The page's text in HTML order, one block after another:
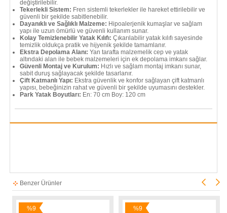
değiştirilebilir.
Tekerlekli Sistem: Fren sistemli tekerlekler ile hareket ettirilebilir ve
güvenli bir şekilde sabitlenebilir.
Dayanıklı ve Sağlıklı Malzeme: Hipoalerjenik kumaşlar ve sağlam
yapı ile uzun ömürlü ve güvenli kullanım sunar.
Kolay Temizlenebilir Yatak Kılıfı: Çıkarılabilir yatak kılıfı sayesinde
temizlik oldukça pratik ve hijyenik şekilde tamamlanır.
Ekstra Depolama Alanı: Yan tarafta malzemelik cep ve yatak
altındaki alan ile bebek malzemeleri için ek depolama imkanı sağlar.
Güvenli Montaj ve Kurulum: Hızlı ve sağlam montaj imkanı sunar,
sabit duruş sağlayacak şekilde tasarlanır.
Çift Katmanlı Yapı: Ekstra güvenlik ve konfor sağlayan çift katmanlı
yapısı, bebeğinizin rahat ve güvenli bir şekilde uyumasını destekler.
Park Yatak Boyutları: En: 70 cm Boy: 120 cm
Benzer Ürünler
%9
%9